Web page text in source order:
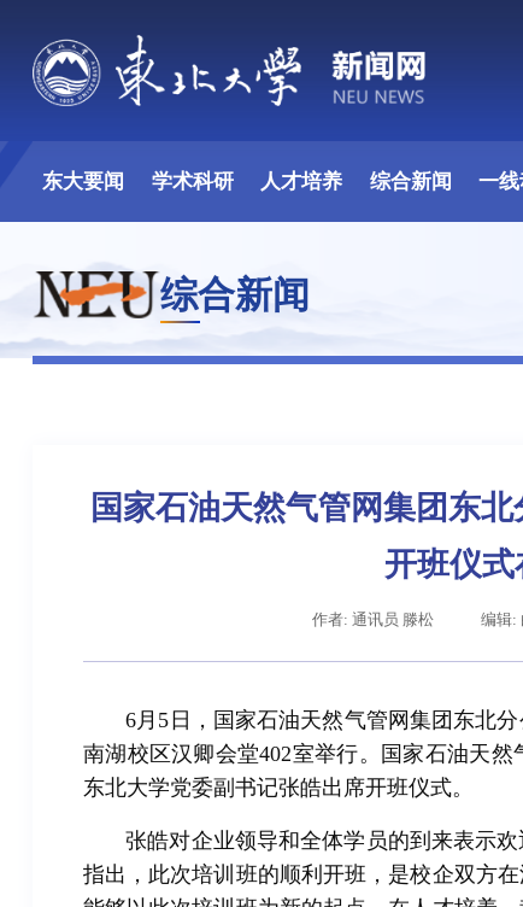
东大要闻 学术科研 人才培养 综合新闻 一
综合新闻
国家石油天然气管网集团东
开班仪
作者: 通讯员 滕松 编辑:
6月5日，国家石油天然气管网集团东北
南湖校区汉卿会堂402室举行。国家石油天
东北大学党委副书记张皓出席开班仪式。
张皓对企业领导和全体学员的到来表示
指出，此次培训班的顺利开班，是校企双方
辽宁省卓越工程师培养联合体